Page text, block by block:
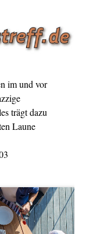
im und vor
trägt dazu
Laune